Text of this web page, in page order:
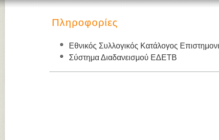
Πληροφορίες
Εθνικός Συλλογικός Κατάλογος
Σύστημα Διαδανεισμού ΕΔΕΤΒ